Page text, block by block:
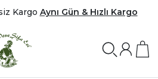
Kargo Aynı Gün & Hızlı Kargo